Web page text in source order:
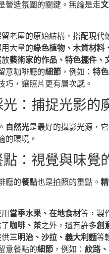
營造氛圍的關鍵。無論是走
留老屋的原始結構，搭配現代
用大量的綠色植物、木質材料
放藝術家的作品、特色擺件、
意咖啡廳的細節 ，例如： 特
巧，讓照片更有層次感。
：捕捉光影的
自然光是最好的攝影光源，
的環境。
：視覺與味覺
廳的餐點也是拍照的重點。
當季水果、在地食材等，製
了 咖啡、茶之外，還有許多創
供三明治、沙拉、義大利麵等
意餐點的細節 ，例如： 紋路